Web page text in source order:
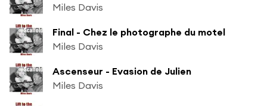
Miles Davis
Final - Chez le photographe du motel
Miles Davis
Ascenseur - Evasion de Julien
Miles Davis